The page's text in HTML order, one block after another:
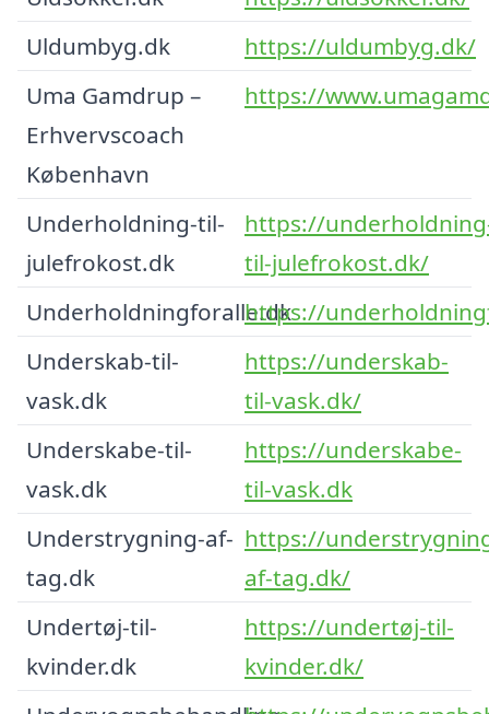
Uldumbyg.dk
https://uldumbyg.dk/
Uma Gamdrup –
Erhvervscoach
København
https://
Underholdning-til-
julefrokost.dk
https://
til-julefrokost.dk/
Underholdningforalle.dk
https://
Underskab-til-
vask.dk
https://underskab-
til-vask.dk/
Underskabe-til-
vask.dk
https://underskabe-
til-vask.dk
Understrygning-af-
tag.dk
https://
af-tag.dk/
Undertøj-til-
kvinder.dk
https://undertøj-til-
kvinder.dk/